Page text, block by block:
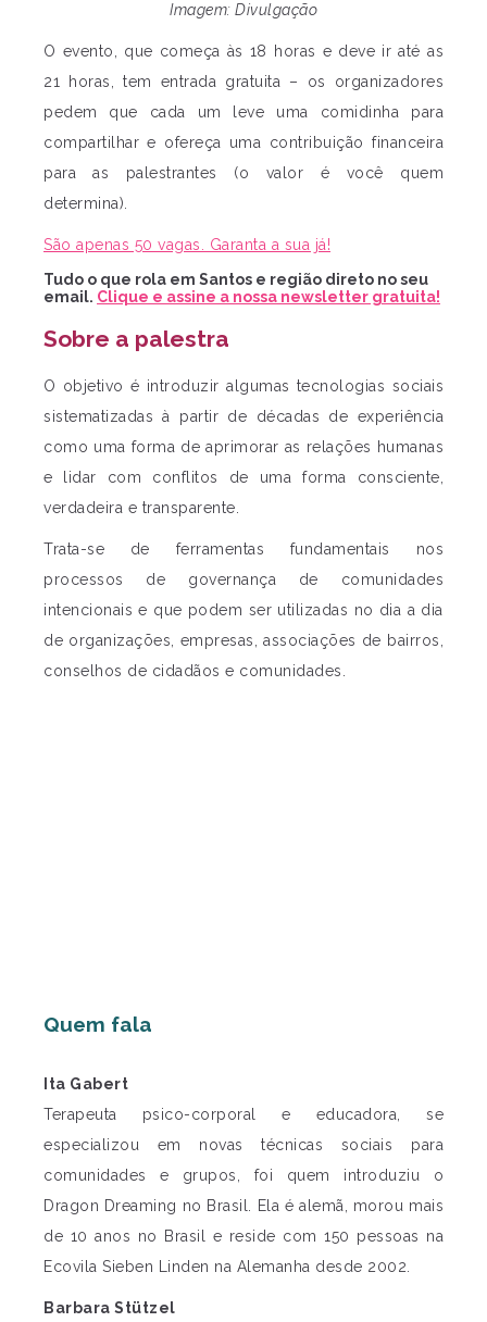
Imagem: Divulgação
O evento, que começa às 18 horas e deve ir até as
21 horas, tem entrada gratuita – os organizadores
pedem que cada um leve uma comidinha para
compartilhar e ofereça uma contribuição financeira
para as palestrantes (o valor é você quem
determina).
São apenas 50 vagas. Garanta a sua já!
Tudo o que rola em Santos e região direto no seu
email. Clique e assine a nossa newsletter gratuita!
Sobre a palestra
O objetivo é introduzir algumas tecnologias sociais
sistematizadas à partir de décadas de experiência
como uma forma de aprimorar as relações humanas
e lidar com conflitos de uma forma consciente,
verdadeira e transparente.
Trata-se de ferramentas fundamentais nos
processos de governança de comunidades
intencionais e que podem ser utilizadas no dia a dia
de organizações, empresas, associações de bairros,
conselhos de cidadãos e comunidades.
Quem fala
Ita Gabert
Terapeuta psico-corporal e educadora, se
especializou em novas técnicas sociais para
comunidades e grupos, foi quem introduziu o
Dragon Dreaming no Brasil. Ela é alemã, morou mais
de 10 anos no Brasil e reside com 150 pessoas na
Ecovila Sieben Linden na Alemanha desde 2002.
Barbara Stützel